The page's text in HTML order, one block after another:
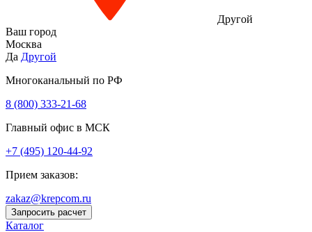
Другой
Ваш город
Москва
Да Другой
Многоканальный по РФ
8 (800) 333‑21-68
Главный офис в МСК
+7 (495) 120-44-92
Прием заказов:
zakaz@krepcom.ru
Запросить расчет
Каталог